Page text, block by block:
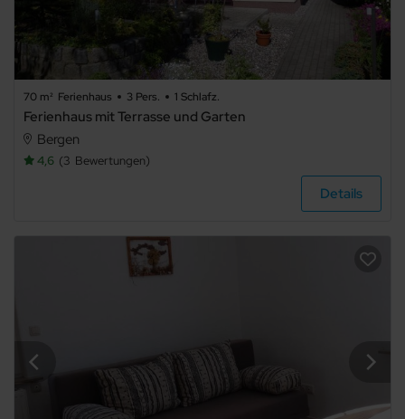
70 m² Ferienhaus 3 Pers. 1 Schlafz.
Ferienhaus mit Terrasse und Garten
Bergen
4,6 3 Bewertungen
Details